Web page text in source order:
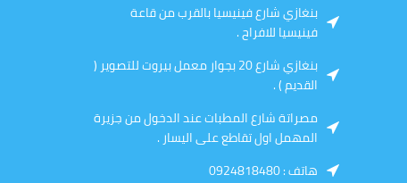
بنغازي شارع فينيسيا بالقرب من قاعة
فينيسيا للافراح .
بنغازي شارع 20 بجوار معمل بيروت للتصوير (
القديم ) .
مصراتة شارع المطبات عند الدخول من جزيرة
المهمل اول تقاطع على اليسار .
هاتف : 0924818480